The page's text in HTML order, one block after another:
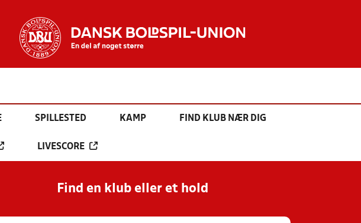
SPILLESTED KAMP FIND KLUB NÆR DIG
LIVESCORE
Find en klub eller et hold